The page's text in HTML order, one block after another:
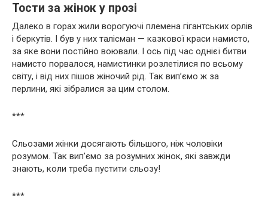
Тости за жінок у прозі
Далеко в горах жили ворогуючі племена гігантських орлів
і беркутів. І був у них талісман — казкової краси намисто,
за яке вони постійно воювали. І ось під час однієї битви
намисто порвалося, намистинки розлетілися по всьому
світу, і від них пішов жіночий рід. Так вип’ємо ж за
перлини, які зібралися за цим столом.
***
Сльозами жінки досягають більшого, ніж чоловіки
розумом. Так вип’ємо за розумних жінок, які завжди
знають, коли треба пустити сльозу!
***